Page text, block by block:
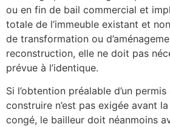
ou en fin de bail commercial et
totale de l’immeuble existant et
de transformation ou
reconstruction, elle ne doit pas
prévue à l’identique.
Si l’obtention préalable d’un
construire n’est pas exigée avant
congé, le bailleur doit néanmoins